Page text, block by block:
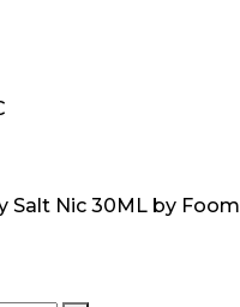
Salt Nic 30ML by Foom